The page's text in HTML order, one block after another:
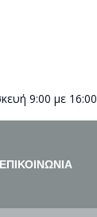
9:00 με 16:00
ΕΠΙΚΟΙΝΩΝΙΑ